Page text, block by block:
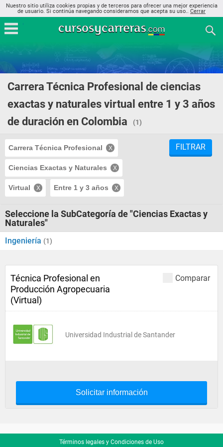
Nuestro sitio utiliza cookies propias y de terceros para ofrecer una mejor experiencia
de usuario. Si continúa navegando consideramos que acepta su uso.. Cerrar
Carrera Técnica Profesional de ciencias
exactas y naturales virtual entre 1 y 3 años
de duración en Colombia
(1)
Carrera Técnica Profesional
Ciencias Exactas y Naturales
Virtual Entre 1 y 3 años
FILTRAR
Seleccione la SubCategoría de "Ciencias Exactas y
Naturales"
Ingeniería (1)
Comparar
Técnica Profesional en
Producción Agropecuaria
(Virtual)
Universidad Industrial de Santander
Solicitar información
Términos legales y Condiciones de Uso